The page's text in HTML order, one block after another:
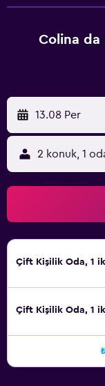
Colina da
13.08 Per
2 konuk, 1
Çift ​Kişilik Oda, 1
Çift ​Kişilik Oda, 1